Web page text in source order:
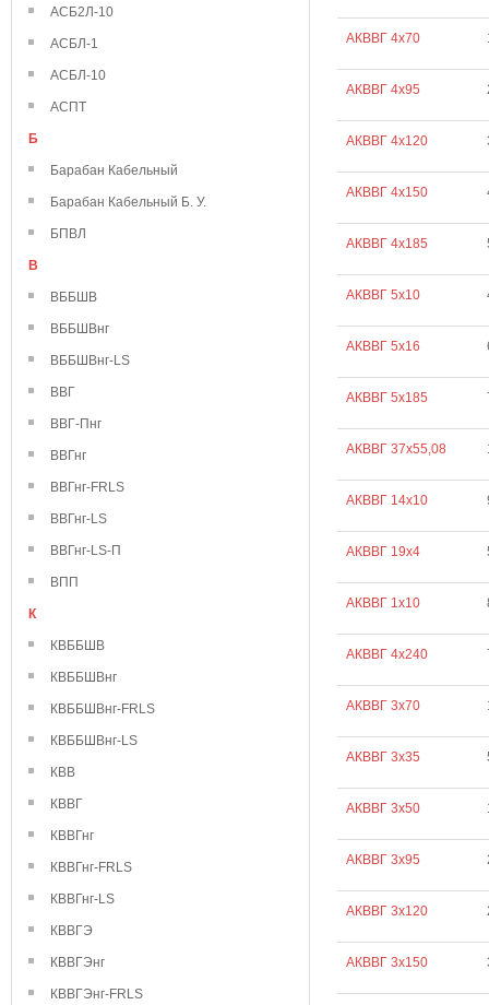
АСБ2Л-10
АСБЛ-1
АСБЛ-10
АСПТ
Б
Барабан Кабельный
Барабан Кабельный Б. У.
БПВЛ
В
ВББШВ
ВББШВнг
ВББШВнг-LS
ВВГ
ВВГ-Пнг
ВВГнг
ВВГнг-FRLS
ВВГнг-LS
ВВГнг-LS-П
ВПП
К
КВББШВ
КВББШВнг
КВББШВнг-FRLS
КВББШВнг-LS
КВВ
КВВГ
КВВГнг
КВВГнг-FRLS
КВВГнг-LS
КВВГЭ
КВВГЭнг
КВВГЭнг-FRLS
АКВВГ 4х70
АКВВГ 4х95
АКВВГ 4х120
АКВВГ 4х150
АКВВГ 4х185
АКВВГ 5х10
АКВВГ 5х16
АКВВГ 5х185
АКВВГ 37х55,08
АКВВГ 14х10
АКВВГ 19х4
АКВВГ 1х10
АКВВГ 4х240
АКВВГ 3х70
АКВВГ 3х35
АКВВГ 3х50
АКВВГ 3х95
АКВВГ 3х120
АКВВГ 3х150